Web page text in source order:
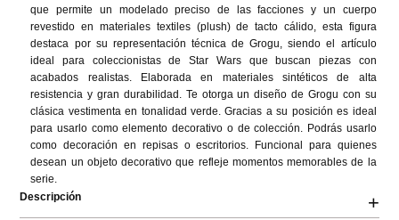
que permite un modelado preciso de las facciones y un cuerpo
revestido en materiales textiles (plush) de tacto cálido, esta figura
destaca por su representación técnica de Grogu, siendo el artículo
ideal para coleccionistas de Star Wars que buscan piezas con
acabados realistas. Elaborada en materiales sintéticos de alta
resistencia y gran durabilidad. Te otorga un diseño de Grogu con su
clásica vestimenta en tonalidad verde. Gracias a su posición es ideal
para usarlo como elemento decorativo o de colección. Podrás usarlo
como decoración en repisas o escritorios. Funcional para quienes
desean un objeto decorativo que refleje momentos memorables de la
serie.
Descripción
+